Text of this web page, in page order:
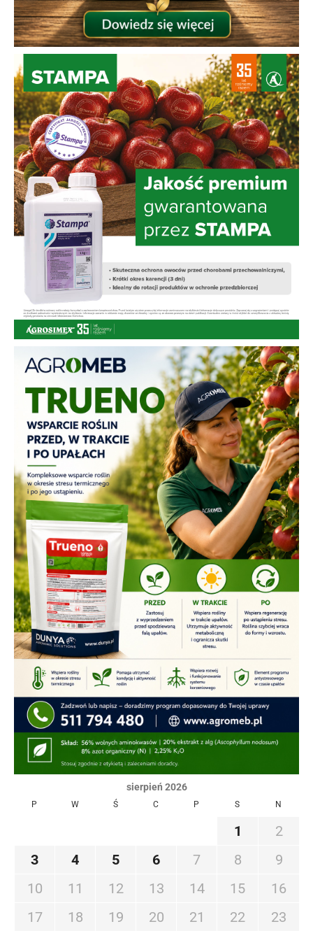
sierpień 2026
P W Ś C P S N
1
2
3
4 5 6 7 8
9
10
11 12 13 14 15
16
17
18 19 20 21 22
23